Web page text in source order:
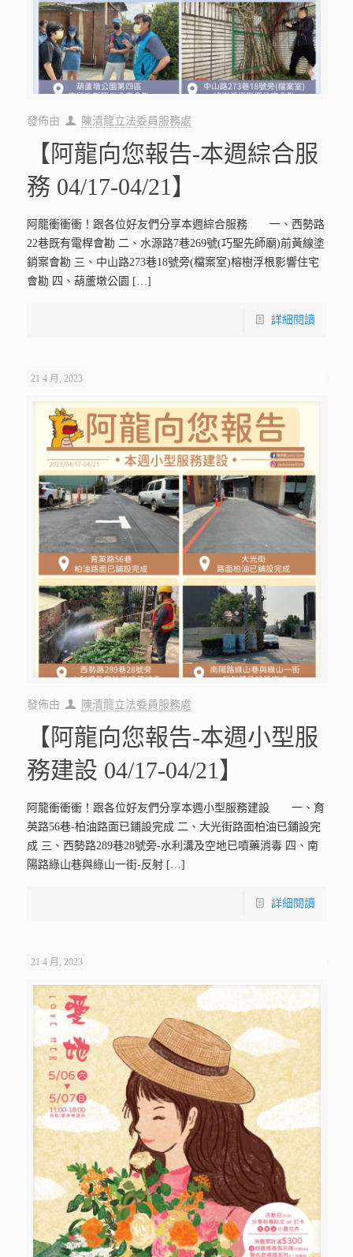
發佈由 陳清龍立法委員服務處
【阿龍向您報告-本週綜合服
務 04/17-04/21】
阿龍衝衝衝！跟各位好友們分享本週綜合服務 一、西勢路
22巷既有電桿會勘 二、水源路7巷269號(巧聖先師廟)前黃線塗
銷案會勘 三、中山路273巷18號旁(檔案室)榕樹浮根影響住宅
會勘 四、葫蘆墩公園 […]
詳細閱讀
21 4 月, 2023
發佈由 陳清龍立法委員服務處
【阿龍向您報告-本週小型服
務建設 04/17-04/21】
阿龍衝衝衝！跟各位好友們分享本週小型服務建設 一、育
英路56巷-柏油路面已鋪設完成 二、大光街路面柏油已鋪設完
成 三、西勢路289巷28號旁-水利溝及空地已噴藥消毒 四、南
陽路綠山巷與綠山一街-反射[…]
詳細閱讀
21 4 月, 2023